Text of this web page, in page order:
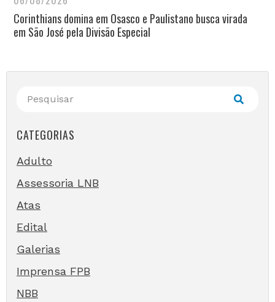
Corinthians domina em Osasco e Paulistano busca virada
em São José pela Divisão Especial
CATEGORIAS
Adulto
Assessoria LNB
Atas
Edital
Galerias
Imprensa FPB
NBB